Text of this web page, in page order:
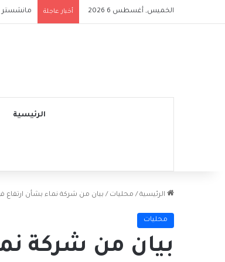
الخميس, أغسطس 6 2026 أخبار عاجلة مانشستر
الرئيسية
الرئيسية / محليات / بيان من شركة نماء بشأن ارتفاع
محليات
بيان من شركة